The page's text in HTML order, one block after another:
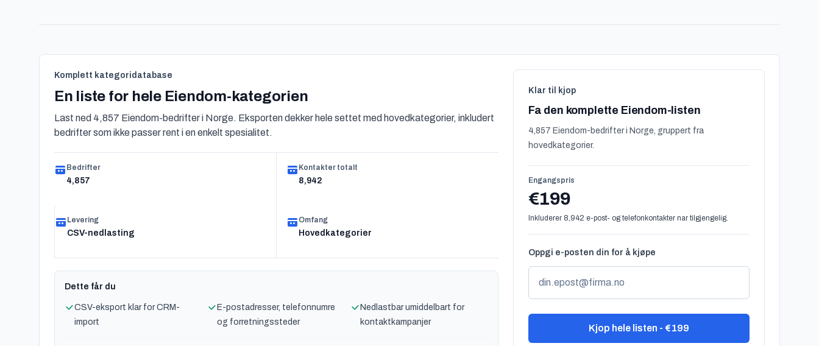
Komplett kategoridatabase
En liste for hele Eiendom-kategorien
Last ned 4,857 Eiendom-bedrifter i Norge. Eksporten dekker hele settet med hovedkategorier, inkludert
bedrifter som ikke passer rent i en enkelt spesialitet.
Bedrifter
4,857
Kontakter totalt
8,942
Levering
CSV-nedlasting
Omfang
Hovedkategorier
Dette får du
CSV-eksport klar for CRM-
import
E-postadresser, telefonnumre
og forretningssteder
Nedlastbar umiddelbart for
kontaktkampanjer
Klar til kjop
Fa den komplette Eiendom-listen
4,857 Eiendom-bedrifter i Norge, gruppert fra
hovedkategorier.
Engangspris
€199
Inkluderer 8,942 e-post- og telefonkontakter nar tilgjengelig.
Oppgi e-posten din for å kjøpe
Kjop hele listen - €199